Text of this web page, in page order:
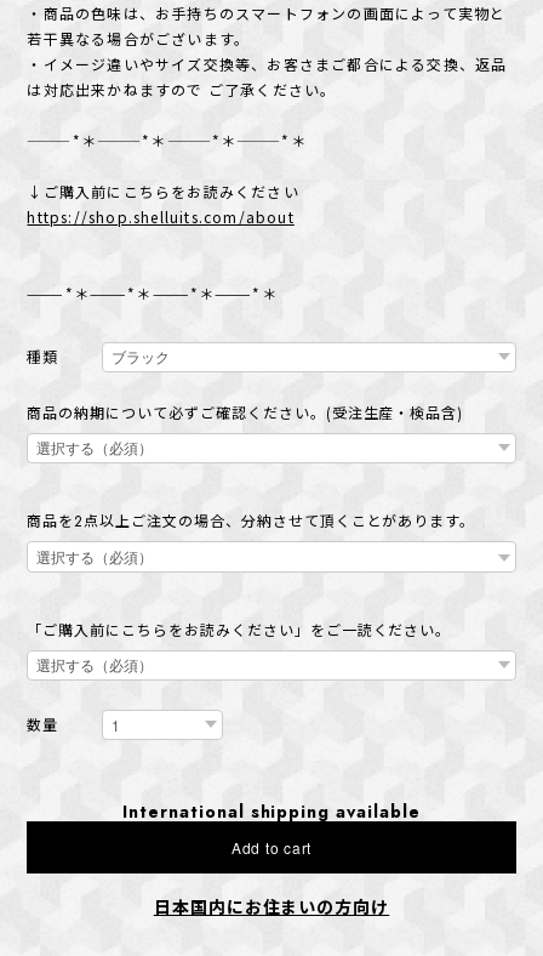
・商品の色味は、お手持ちのスマートフォンの画面によって実物と
若干異なる場合がございます。
・イメージ違いやサイズ交換等、お客さまご都合による交換、返品
は対応出来かねますので ご了承ください。
———*＊———*＊———*＊———*＊
↓ご購入前にこちらをお読みください
https://shop.shelluits.com/about
———*＊———*＊———*＊———*＊
種類
商品の納期について必ずご確認ください。(受注生産・検品含)
商品を2点以上ご注文の場合、分納させて頂くことがあります。
「ご購入前にこちらをお読みください」をご一読ください。
数量
International shipping available
Add to cart
日本国内にお住まいの方向け